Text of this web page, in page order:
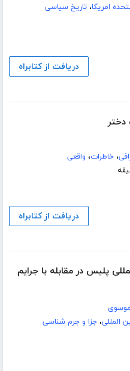
امریکا،تاریخ سیاسی
دریافت از کتابراه
،خاطرات، واقعی
دریافت از کتابراه
پلیس در مقابله با جرایم
المللی،جزا و جرم شناسی